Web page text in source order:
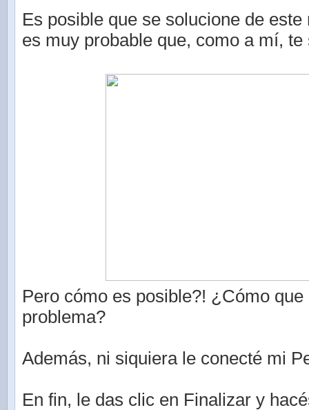
Es posible que se solucione de
es muy probable que, como a mí,
Pero cómo es posible?! ¿Cómo que
problema?
Además, ni siquiera le conecté mi
En fin, le das clic en Finalizar y